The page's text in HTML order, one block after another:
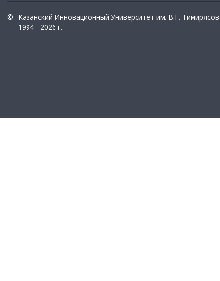
©
Казанский Инновационный Университет им. В.Г.
1994 - 2026 г.